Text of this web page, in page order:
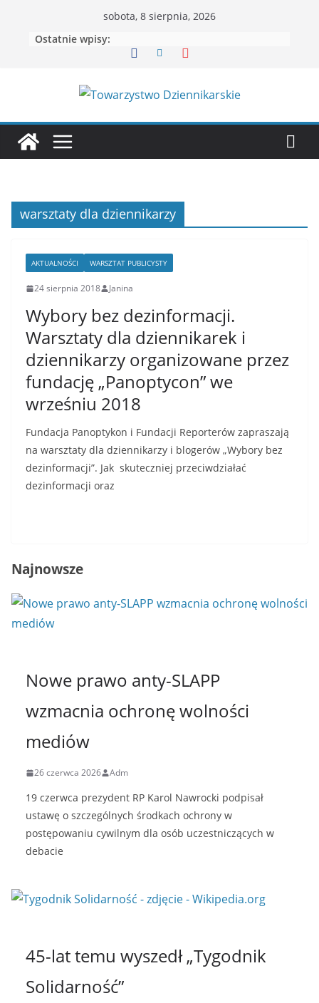
sobota, 8 sierpnia, 2026
Ostatnie wpisy:
warsztaty dla dziennikarzy
AKTUALNOŚCI WARSZTAT PUBLICYSTY
24 sierpnia 2018 Janina
Wybory bez dezinformacji.
Warsztaty dla dziennikarek i
dziennikarzy organizowane przez
fundację „Panoptycon” we
wrześniu 2018
Fundacja Panoptykon i Fundacji Reporterów zapraszają
na warsztaty dla dziennikarzy i blogerów „Wybory bez
dezinformacji”. Jak skuteczniej przeciwdziałać
dezinformacji oraz
Najnowsze
Nowe prawo anty-SLAPP
wzmacnia ochronę wolności
mediów
26 czerwca 2026 Adm
19 czerwca prezydent RP Karol Nawrocki podpisał
ustawę o szczególnych środkach ochrony w
postępowaniu cywilnym dla osób uczestniczących w
debacie
45-lat temu wyszedł „Tygodnik
Solidarność”